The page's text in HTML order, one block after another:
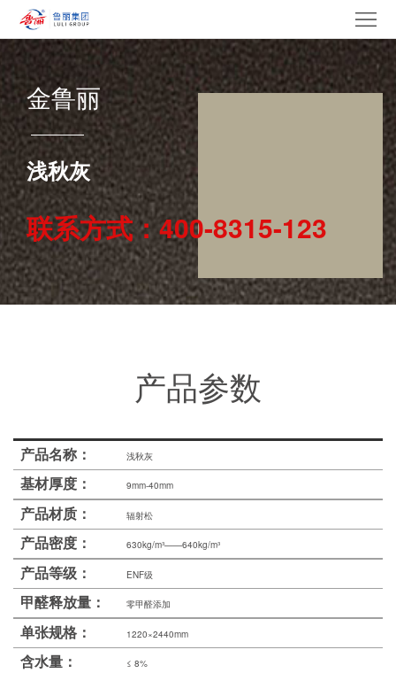
首
页
进
鲁
丽
产
品
中
心
集
团
产
业
新
闻
中
心
党
建
文
电
采
招
们
金鲁丽
浅秋灰
联系方式：400-8315-123
产品参数
产品名称： 浅秋灰
基材厚度： 9mm-40mm
产品材质： 辐射松
产品密度： 630kg/m³——640kg/m³
产品等级： ENF级
甲醛释放量： 零甲醛添加
单张规格： 1220×2440mm
含水量： ≤ 8%